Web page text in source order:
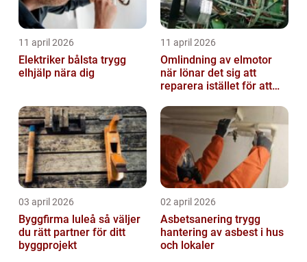
11 april 2026
Elektriker bålsta trygg
elhjälp nära dig
11 april 2026
Omlindning av elmotor
när lönar det sig att
reparera istället för att
03 april 2026
Byggfirma luleå så väljer
du rätt partner för ditt
byggprojekt
02 april 2026
Asbetsanering trygg
hantering av asbest i hus
och lokaler